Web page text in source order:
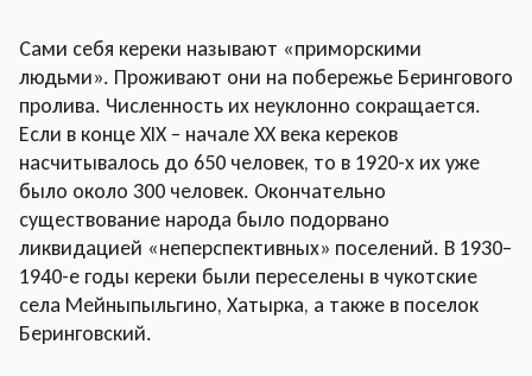
Сами себя кереки называют «приморскими
людьми». Проживают они на побережье Берингового
пролива. Численность их неуклонно сокращается.
Если в конце XIX – начале XX века кереков
насчитывалось до 650 человек, то в 1920-х их уже
было около 300 человек. Окончательно
существование народа было подорвано
ликвидацией «неперспективных» поселений. В 1930–
1940-е годы кереки были переселены в чукотские
села Мейныпыльгино, Хатырка, а также в поселок
Беринговский.